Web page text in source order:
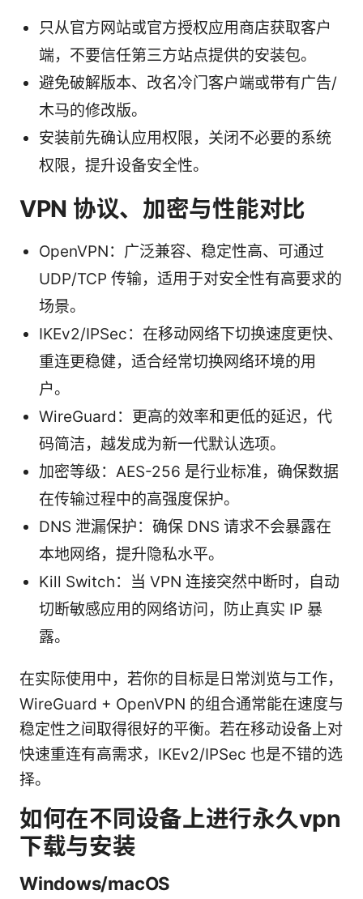
只从官方网站或官方授权应用商店获取客户
端，不要信任第三方站点提供的安装包。
避免破解版本、改名冷门客户端或带有广告/
木马的修改版。
安装前先确认应用权限，关闭不必要的系统
权限，提升设备安全性。
VPN 协议、加密与性能对比
OpenVPN：广泛兼容、稳定性高、可通过
UDP/TCP 传输，适用于对安全性有高要求的
场景。
IKEv2/IPSec：在移动网络下切换速度更快、
重连更稳健，适合经常切换网络环境的用
户。
WireGuard：更高的效率和更低的延迟，代
码简洁，越发成为新一代默认选项。
加密等级：AES-256 是行业标准，确保数据
在传输过程中的高强度保护。
DNS 泄漏保护：确保 DNS 请求不会暴露在
本地网络，提升隐私水平。
Kill Switch：当 VPN 连接突然中断时，自动
切断敏感应用的网络访问，防止真实 IP 暴
露。
在实际使用中，若你的目标是日常浏览与工作，
WireGuard + OpenVPN 的组合通常能在速度与
稳定性之间取得很好的平衡。若在移动设备上对
快速重连有高需求，IKEv2/IPSec 也是不错的选
择。
如何在不同设备上进行永久vpn
下载与安装
Windows/macOS